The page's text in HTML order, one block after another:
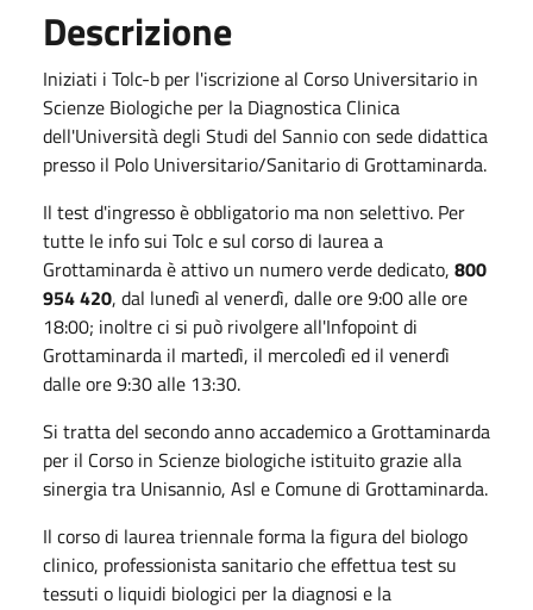
Descrizione
Iniziati i Tolc-b per l'iscrizione al Corso Universitario in
Scienze Biologiche per la Diagnostica Clinica
dell'Università degli Studi del Sannio con sede didattica
presso il Polo Universitario/Sanitario di Grottaminarda.
Il test d'ingresso è obbligatorio ma non selettivo. Per
tutte le info sui Tolc e sul corso di laurea a
Grottaminarda è attivo un numero verde dedicato, 800
954 420, dal lunedì al venerdì, dalle ore 9:00 alle ore
18:00; inoltre ci si può rivolgere all'Infopoint di
Grottaminarda il martedì, il mercoledì ed il venerdì
dalle ore 9:30 alle 13:30.
Si tratta del secondo anno accademico a Grottaminarda
per il Corso in Scienze biologiche istituito grazie alla
sinergia tra Unisannio, Asl e Comune di Grottaminarda.
Il corso di laurea triennale forma la figura del biologo
clinico, professionista sanitario che effettua test su
tessuti o liquidi biologici per la diagnosi e la